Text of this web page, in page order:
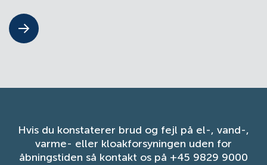
Hvis du konstaterer brud og fejl på el-, vand-,
varme- eller kloakforsyningen uden for
åbningstiden så kontakt os på +45 9829 9000